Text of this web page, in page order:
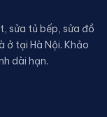
sửa tủ bếp, sửa đồ
ở tại Hà Nội. Khảo
dài hạn.